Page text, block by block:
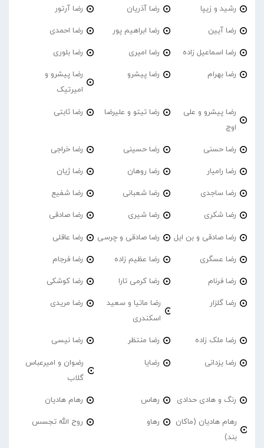
رشید و زیپا رضا آذریان رضا آرتور
رضا آیین رضا ابراهیم پور رضا احمدی
رضا اسماعیل زاده رضا امیری رضا بلوری
رضا بهرام رضا پیشرو
رضا پیشرو و
امیرتیک
رضا پیشرو و علی
اوج
رضا تیتو و علیرضا رضا ثابتی
رضا حسنی رضا حسینی رضا خراجی
رضا رامیار رضا روهان رضا ژیان
رضا ساجدی رضا شعبانی رضا شفیع
رضا شکری رضا شیری رضا صادقی
رضا صادقی و بن ایل رضا صادقی و چرسی رضا عاقلی
رضا عسگری رضا عظیم زاده رضا فرجام
رضا فرنام رضا کرمی تارا رضا کوشکی
رضا گلزار
رضا ماتیا و سعید
اسکندری
رضا مریدی
رضا ملک زاده رضا منتظر رضا نیسی
رضا یزدانی رضایا
رضوان و امیرعباس
گلاب
رنگ و هادی حدادی رهاس رهام هادیان
رهام هادیان (ماکان
بند)
رهاو روح الله تجسس